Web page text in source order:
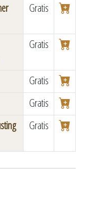
Gratis
Gratis
Gratis
Gratis
Gratis